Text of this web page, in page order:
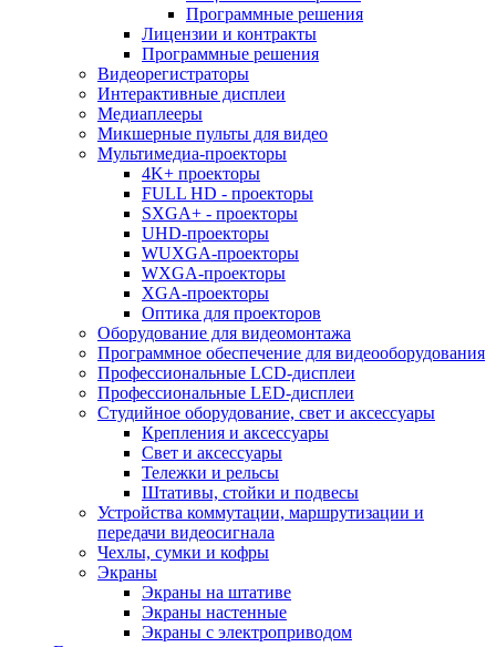
Программные решения
Лицензии и контракты
Программные решения
Видеорегистраторы
Интерактивные дисплеи
Медиаплееры
Микшерные пульты для видео
Мультимедиа-проекторы
4K+ проекторы
FULL HD - проекторы
SXGA+ - проекторы
UHD-проекторы
WUXGA-проекторы
WXGA-проекторы
XGA-проекторы
Оптика для проекторов
Оборудование для видеомонтажа
Программное обеспечение для видеооборудования
Профессиональные LCD-дисплеи
Профессиональные LED-дисплеи
Студийное оборудование, свет и аксессуары
Крепления и аксессуары
Свет и аксессуары
Тележки и рельсы
Штативы, стойки и подвесы
Устройства коммутации, маршрутизации и
передачи видеосигнала
Чехлы, сумки и кофры
Экраны
Экраны на штативе
Экраны настенные
Экраны с электроприводом